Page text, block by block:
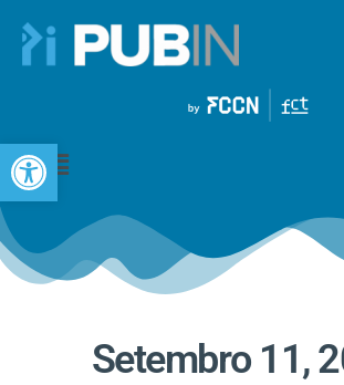
Open toolbar
Setembro 11,